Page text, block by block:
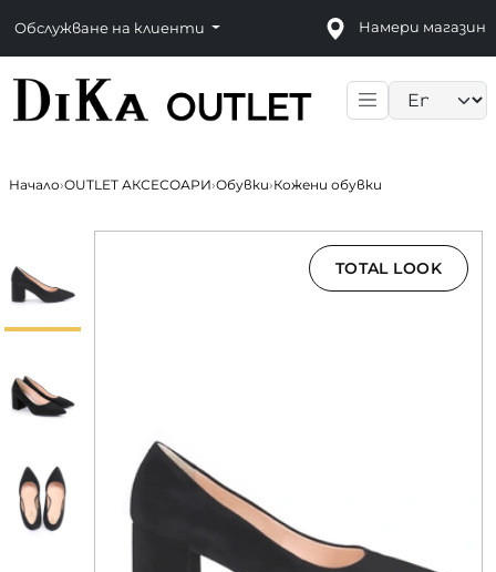
Обслужване на клиенти Намери магазин
Начало›OUTLET АКСЕСОАРИ›Обувки›Кожени обувки
TOTAL LOOK